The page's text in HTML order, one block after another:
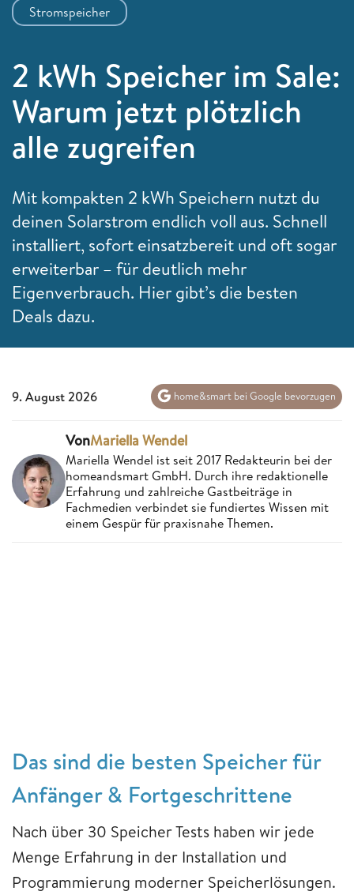
Stromspeicher
2 kWh Speicher im Sale:
Warum jetzt plötzlich
alle zugreifen
Mit kompakten 2 kWh Speichern nutzt du
deinen Solarstrom endlich voll aus. Schnell
installiert, sofort einsatzbereit und oft sogar
erweiterbar – für deutlich mehr
Eigenverbrauch. Hier gibt’s die besten
Deals dazu.
9. August 2026 home&smart bei Google bevorzugen
VonMariella Wendel
Mariella Wendel ist seit 2017 Redakteurin bei der
homeandsmart GmbH. Durch ihre redaktionelle
Erfahrung und zahlreiche Gastbeiträge in
Fachmedien verbindet sie fundiertes Wissen mit
einem Gespür für praxisnahe Themen.
Das sind die besten Speicher für
Anfänger & Fortgeschrittene
Nach über 30 Speicher Tests haben wir jede
Menge Erfahrung in der Installation und
Programmierung moderner Speicherlösungen.